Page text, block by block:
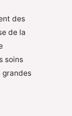
des
de la
soins
grandes